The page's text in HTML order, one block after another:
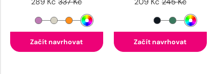
Začít navrhovat Začít navrhovat